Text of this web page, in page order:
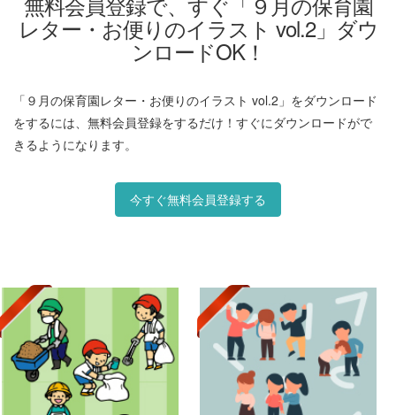
レター・お便りのイラスト vol.2」ダウ
ンロードOK！
「９月の保育園レター・お便りのイラスト vol.2」をダウンロード
をするには、無料会員登録をするだけ！すぐにダウンロードがで
きるようになります。
今すぐ無料会員登録する